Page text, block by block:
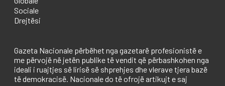
Sociale
Drejtësi
Gazeta Nacionale përbëhet nga gazetarë profesionistë e
me përvojë në jetën publike të vendit që përbashkohen nga
ideali i ruajtjes së lirisë së shprehjes dhe vlerave tjera bazë
të demokracisë. Nacionale do të ofrojë artikujt e saj